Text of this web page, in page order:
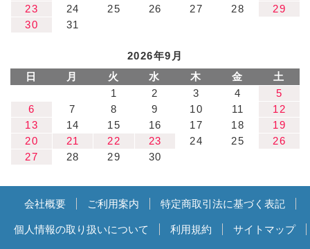
23
24 25 26 27 28
29
30
31
2026年9月
日
月 火 水 木 金
土
1
2 3 4
5
6
7 8 9 10 11
12
13
14 15 16 17 18
19
20
21 22 23 24 25
26
27
28 29 30
会社概要 ご利用案内 特定商取引法に基づく表記
個人情報の取り扱いについて 利用規約 サイトマップ